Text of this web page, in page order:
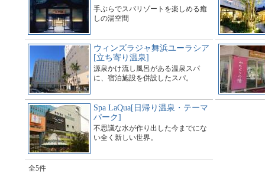
手ぶらでスパリゾートを楽しめる癒
しの湯空間
ウィンズラジャ舞浜ユーラシア
[立ち寄り温泉]
源泉かけ流し風呂がある温泉スパ
に、宿泊施設を併設したスパ。
Spa LaQua[日帰り温泉・テーマ
パーク]
不思議な水が作り出した今までにな
い全く新しい世界。
全5件